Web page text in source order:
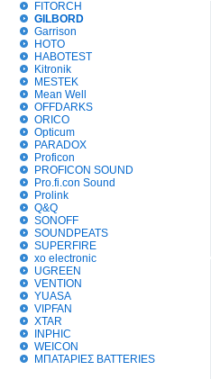
FITORCH
GILBORD
Garrison
HOTO
HABOTEST
Kitronik
MESTEK
Mean Well
OFFDARKS
ORICO
Opticum
PARADOX
Proficon
PROFICON SOUND
Pro.fi.con Sound
Prolink
Q&Q
SONOFF
SOUNDPEATS
SUPERFIRE
xo electronic
UGREEN
VENTION
YUASA
VIPFAN
XTAR
INPHIC
WEICON
ΜΠΑΤΑΡΙΕΣ BATTERIES